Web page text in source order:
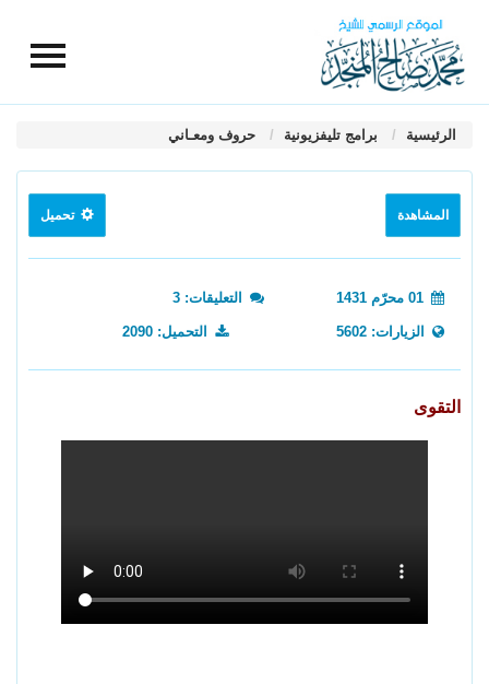
الرئيسية برامج تليفزيونية حروف ومعـاني
المشاهدة تحميل
التعليقات: 3
الزيارات: 5602 التحميل: 2090
التقوى